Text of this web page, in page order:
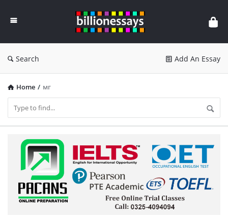
Essays
Search Add An Essay
Home / мг